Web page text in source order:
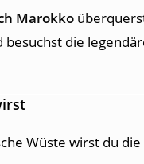
Marokko
besuchst die
Wüste wirst du